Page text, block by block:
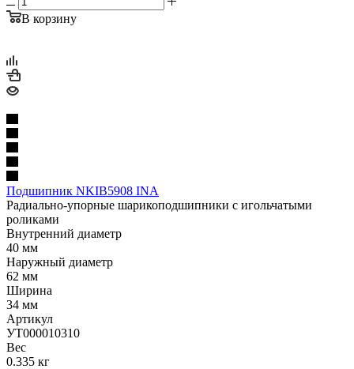
В корзину
Подшипник NKIB5908 INA
Радиально-упорные шарикоподшипники с игольчатыми
роликами
Внутренний диаметр
40 мм
Наружный диаметр
62 мм
Ширина
34 мм
Артикул
УТ000010310
Вес
0.335 кг